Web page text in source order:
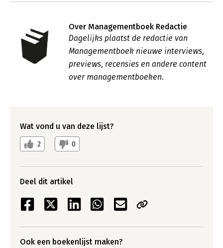
Over Managementboek Redactie
Dagelijks plaatst de redactie van
Managementboek nieuwe interviews,
previews, recensies en andere content
over managementboeken.
Wat vond u van deze lijst?
2 0
Deel dit artikel
Ook een boekenlijst maken?